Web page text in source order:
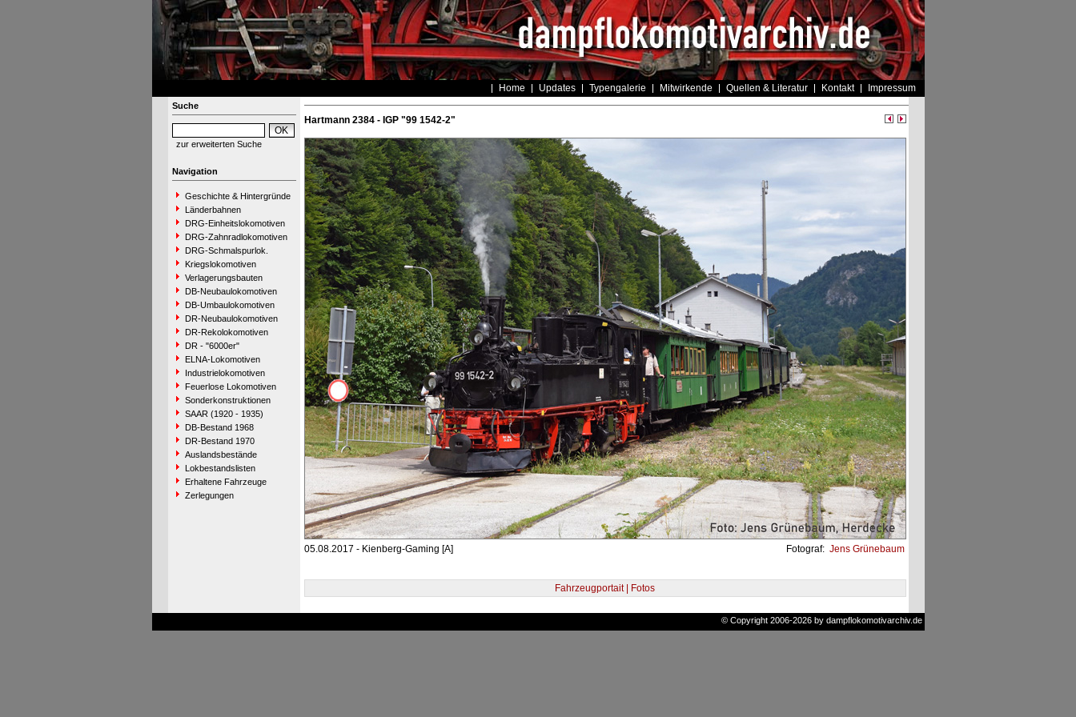
Home Updates Typengalerie Mitwirkende Quellen & Literatur Kontakt Impressum
Suche
zur erweiterten Suche
Navigation
Geschichte & Hintergründe
Länderbahnen
DRG-Einheitslokomotiven
DRG-Zahnradlokomotiven
DRG-Schmalspurlok.
Kriegslokomotiven
Verlagerungsbauten
DB-Neubaulokomotiven
DB-Umbaulokomotiven
DR-Neubaulokomotiven
DR-Rekolokomotiven
DR - "6000er"
ELNA-Lokomotiven
Industrielokomotiven
Feuerlose Lokomotiven
Sonderkonstruktionen
SAAR (1920 - 1935)
DB-Bestand 1968
DR-Bestand 1970
Auslandsbestände
Lokbestandslisten
Erhaltene Fahrzeuge
Zerlegungen
Hartmann 2384 - IGP "99 1542-2"
05.08.2017 - Kienberg-Gaming [A] Fotograf: Jens Grünebaum
Fahrzeugportait | Fotos
© Copyright 2006-2026 by dampflokomotivarchiv.de